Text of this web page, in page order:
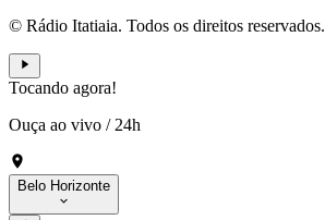
© Rádio Itatiaia. Todos os direitos reservados.
Tocando agora!
Ouça ao vivo / 24h
Belo Horizonte